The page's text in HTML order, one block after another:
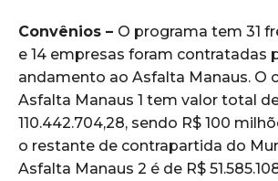
Convênios – O programa tem 31
e 14 empresas foram contratadas
andamento ao Asfalta Manaus. O
Asfalta Manaus 1 tem valor total
110.442.704,28, sendo R$ 100
o restante de contrapartida do
Asfalta Manaus 2 é de R$